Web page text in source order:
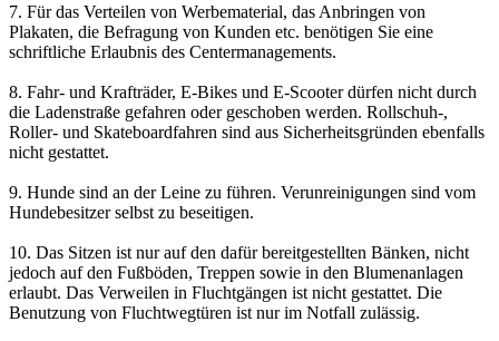
7. Für das Verteilen von Werbematerial, das Anbringen von
Plakaten, die Befragung von Kunden etc. benötigen Sie eine
schriftliche Erlaubnis des Centermanagements.
8. Fahr- und Krafträder, E-Bikes und E-Scooter dürfen nicht durch
die Ladenstraße gefahren oder geschoben werden. Rollschuh-,
Roller- und Skateboardfahren sind aus Sicherheitsgründen ebenfalls
nicht gestattet.
9. Hunde sind an der Leine zu führen. Verunreinigungen sind vom
Hundebesitzer selbst zu beseitigen.
10. Das Sitzen ist nur auf den dafür bereitgestellten Bänken, nicht
jedoch auf den Fußböden, Treppen sowie in den Blumenanlagen
erlaubt. Das Verweilen in Fluchtgängen ist nicht gestattet. Die
Benutzung von Fluchtwegtüren ist nur im Notfall zulässig.